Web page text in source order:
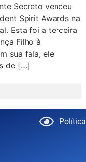
Secreto venceu
Spirit Awards na
Esta foi a terceira
Filho à
sua fala, ele
de […]